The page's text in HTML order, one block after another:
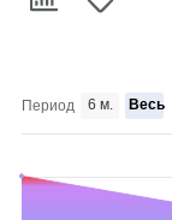
Период 6 м. Весь